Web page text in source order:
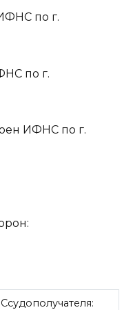
по г.
по г.
ИФНС по г.